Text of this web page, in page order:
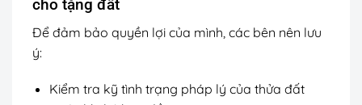
cho tặng đất
Để đảm bảo quyền lợi của mình, các bên nên lưu
ý:
Kiểm tra kỹ tình trạng pháp lý của thửa đất